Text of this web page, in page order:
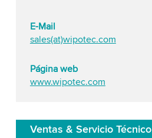
E-Mail
sales(at)wipotec.com
Página web
www.wipotec.com
Ventas & Servicio Técnico